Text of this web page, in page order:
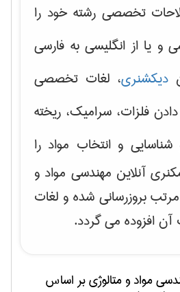
تخصصی رشته خود را
و یا از انگلیسی به فارسی
دیکشنری، لغات تخصصی
فلزات، سرامیک، ریخته
و انتخاب مواد را
آنلاین مهندسی مواد و
بروزرسانی شده و لغات
افزوده می گردد.
مواد و متالوژیبر اساس